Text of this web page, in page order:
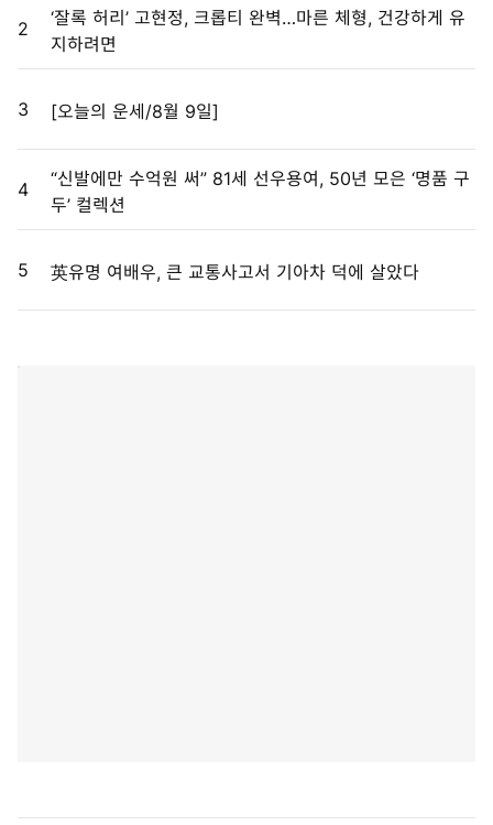
2
‘잘록 허리’ 고현정, 크롭티 완벽…마른 체형, 건강하게 유
지하려면
3 [오늘의 운세/8월 9일]
4
“신발에만 수억원 써” 81세 선우용여, 50년 모은 ‘명품 구
두’ 컬렉션
5 英유명 여배우, 큰 교통사고서 기아차 덕에 살았다